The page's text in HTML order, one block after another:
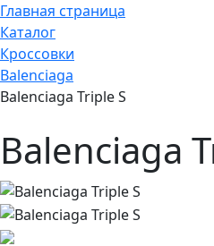
Главная страница
Каталог
Кроссовки
Balenciaga
Balenciaga Triple S
Balenciaga